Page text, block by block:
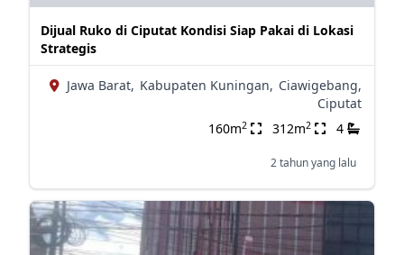
Dijual Ruko di Ciputat Kondisi Siap Pakai di Lokasi
Strategis
Jawa Barat, Kabupaten Kuningan, Ciawigebang,
Ciputat
160m2 312m2 4
2 tahun yang lalu